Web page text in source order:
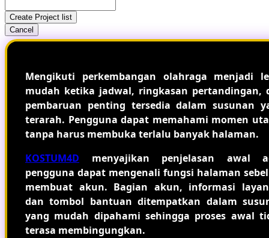
Create Project list
Cancel
Mengikuti perkembangan olahraga menjadi
mudah ketika jadwal, ringkasan pertandingan,
pembaruan penting tersedia dalam susunan
terarah. Pengguna dapat memahami momen
tanpa harus membuka terlalu banyak halaman.
KOSTUM4D menyajikan penjelasan awal
pengguna dapat mengenali fungsi halaman
membuat akun. Bagian akun, informasi
dan tombol bantuan ditempatkan dalam
yang mudah dipahami sehingga proses awal
terasa membingungkan.